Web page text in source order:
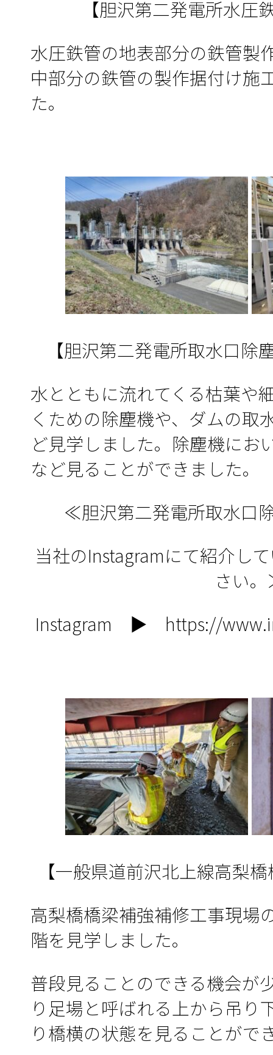
【胆沢第二発電所水圧
水圧鉄管の地表部分の鉄管製
中部分の鉄管の製作据付け施
た。
【胆沢第二発電所取水口
水とともに流れてくる枯葉や
くための除塵機や、ダムの取
ど見学しました。除塵機にお
など見ることができました。
≪胆沢第二発電所取水口
当社のInstagramにて紹介し
さい
Instagram ▶ https://
【一般県道前沢北上線高梨
高梨橋橋梁補強補修工事現場
階を見学しました。
普段見ることのできる機会が
り足場と呼ばれる上から吊り
り橋横の状態を見ることがで